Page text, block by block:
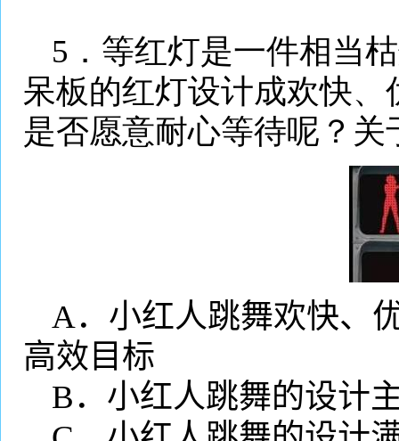
5 ．等红灯是一件相当
呆板的红灯设计成欢快、
是否愿意耐心等待呢？关
A．小红人跳舞欢快、
高效目标
B．小红人跳舞的设计